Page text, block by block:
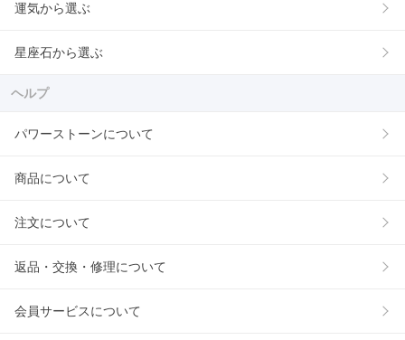
運気から選ぶ
星座石から選ぶ
ヘルプ
パワーストーンについて
商品について
注文について
返品・交換・修理について
会員サービスについて